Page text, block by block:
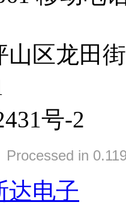
山区龙田
号-2
Processed in
达电子